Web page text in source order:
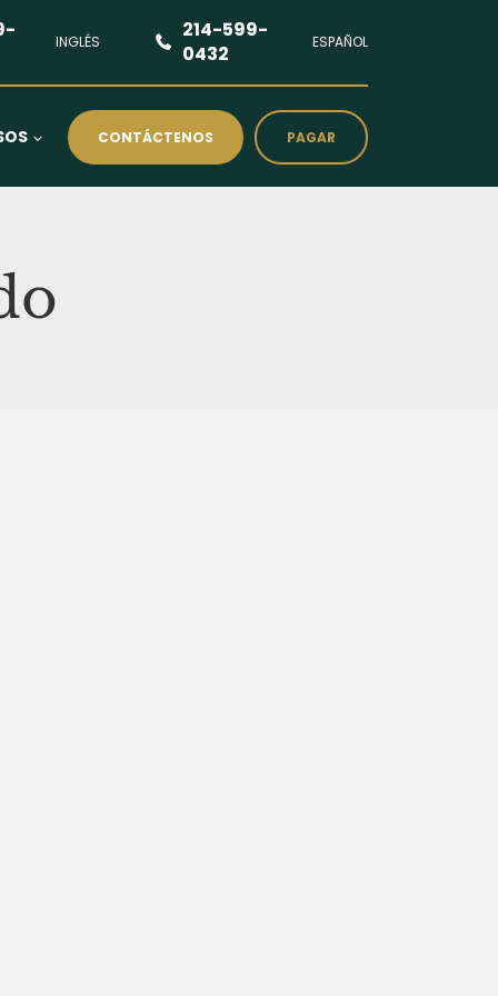
INGLÉS
214-599-
0432
ESPAÑOL
CONTÁCTENOS PAGAR